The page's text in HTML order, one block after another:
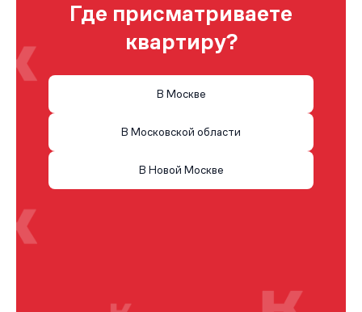
Где присматриваете
квартиру?
В Москве
В Московской области
В Новой Москве